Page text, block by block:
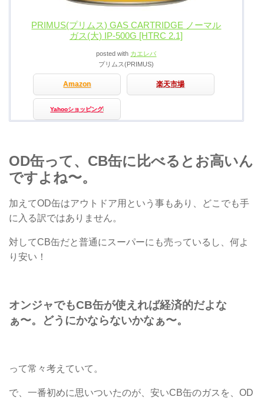
PRIMUS(プリムス) GAS CARTRIDGE ノーマル
ガス(大) IP-500G [HTRC 2.1]
posted with カエレバ
プリムス(PRIMUS)
Amazon 楽天市場
Yahooショッピング
OD缶って、CB缶に比べるとお高いん
ですよね〜。
加えてOD缶はアウトドア用という事もあり、どこでも手
に入る訳ではありません。
対してCB缶だと普通にスーパーにも売っているし、何よ
り安い！
オンジャでもCB缶が使えれば経済的だよな
ぁ〜。どうにかならないかなぁ〜。
って常々考えていて。
で、一番初めに思いついたのが、安いCB缶のガスを、OD